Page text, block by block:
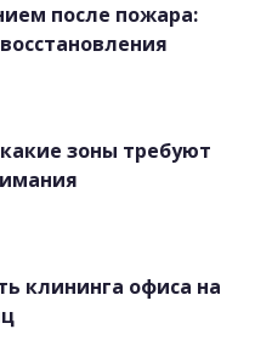
после пожара:
зоны требуют
клининга офиса на